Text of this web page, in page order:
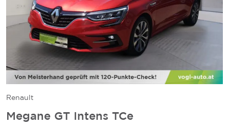
Renault
Megane GT Intens TCe